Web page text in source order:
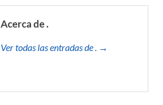
Acerca de .
Ver todas las entradas de . →